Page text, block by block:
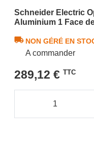
Schneider Electric
Aluminium 1 Face
NON GÉRÉ EN
A commander
289,12 € TTC